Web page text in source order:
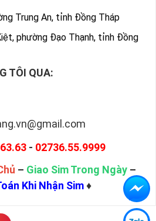
Trung An, tỉnh Đồng Tháp
phường Đạo Thạnh, tỉnh Đồng
TÔI QUA:
- 02736.55.9999
– Giao Sim Trong Ngày –
Khi Nhận Sim♦